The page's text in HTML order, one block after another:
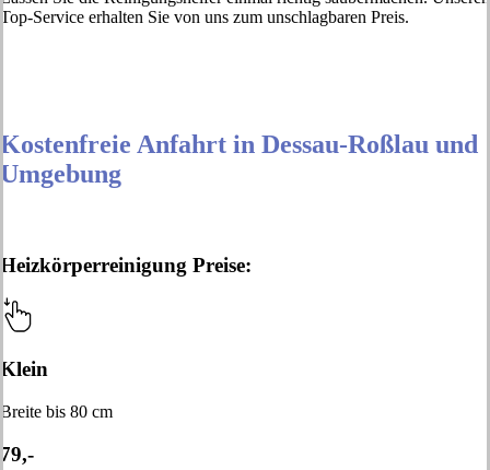
Top-Service erhalten Sie von uns zum unschlagbaren Preis.
Kostenfreie Anfahrt in Dessau-Roßlau und
Umgebung
Heizkörperreinigung Preise:
Klein
Breite bis 80 cm
79,-